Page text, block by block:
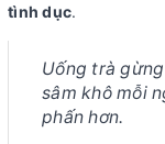
tình dục.
Uống trà
sâm khô mỗi
phấn hơn.